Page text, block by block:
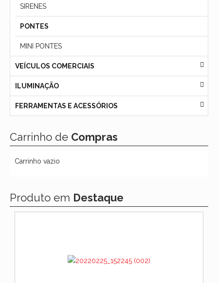
SIRENES
PONTES
MINI PONTES
VEÍCULOS COMERCIAIS
ILUMINAÇÃO
FERRAMENTAS E ACESSÓRIOS
Carrinho de Compras
Carrinho vazio
Produto em Destaque